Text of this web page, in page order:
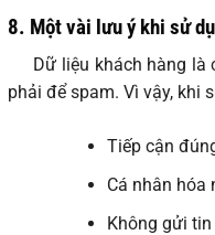
8. Một vài lưu ý khi sử
Dữ liệu khách hàng là
phải để spam. Vì vậy, khi
Tiếp cận
Cá nhân hóa
Không gửi